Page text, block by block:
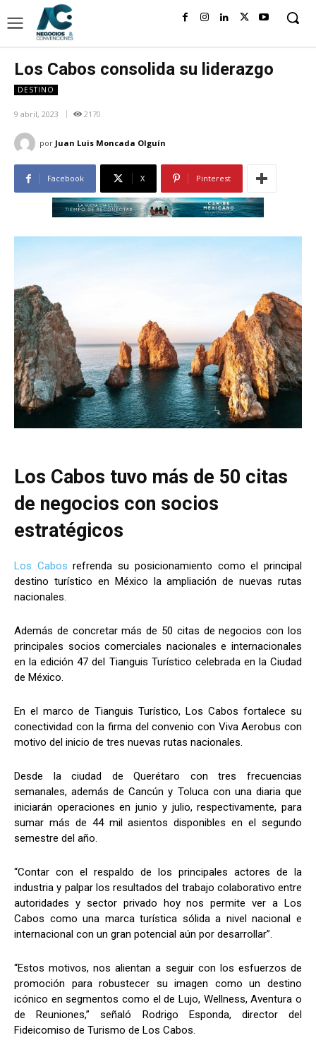
Los Cabos consolida su liderazgo
DESTINO
9 abril, 2023 2170
por Juan Luis Moncada Olguín
Facebook X Pinterest
Los Cabos tuvo más de 50 citas
de negocios con socios
estratégicos
Los Cabos refrenda su posicionamiento como el principal
destino turístico en México la ampliación de nuevas rutas
nacionales.
Además de concretar más de 50 citas de negocios con los
principales socios comerciales nacionales e internacionales
en la edición 47 del Tianguis Turístico celebrada en la Ciudad
de México.
En el marco de Tianguis Turístico, Los Cabos fortalece su
conectividad con la firma del convenio con Viva Aerobus con
motivo del inicio de tres nuevas rutas nacionales.
Desde la ciudad de Querétaro con tres frecuencias
semanales, además de Cancún y Toluca con una diaria que
iniciarán operaciones en junio y julio, respectivamente, para
sumar más de 44 mil asientos disponibles en el segundo
semestre del año.
“Contar con el respaldo de los principales actores de la
industria y palpar los resultados del trabajo colaborativo entre
autoridades y sector privado hoy nos permite ver a Los
Cabos como una marca turística sólida a nivel nacional e
internacional con un gran potencial aún por desarrollar”.
“Estos motivos, nos alientan a seguir con los esfuerzos de
promoción para robustecer su imagen como un destino
icónico en segmentos como el de Lujo, Wellness, Aventura o
de Reuniones,” señaló Rodrigo Esponda, director del
Fideicomiso de Turismo de Los Cabos.